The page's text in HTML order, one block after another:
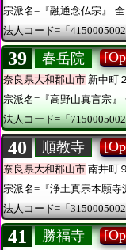
宗派名=『融通念仏宗』
法人コード=「
39 春岳院
奈良県大和郡山市 新中町
宗派名=『高野山真言宗』
法人コード=「
40 順教寺
奈良県大和郡山市 南井町
宗派名=『浄土真宗本願寺
法人コード=「
41 勝福寺